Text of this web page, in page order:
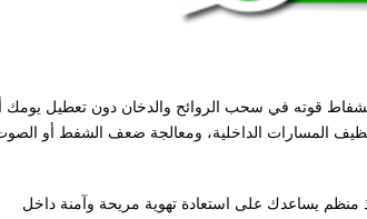
قوته في سحب الروائح والدخان دون تعطيل يومك
المسارات الداخلية، ومعالجة ضعف الشفط أو
يساعدك على استعادة تهوية مريحة وآمنة داخل